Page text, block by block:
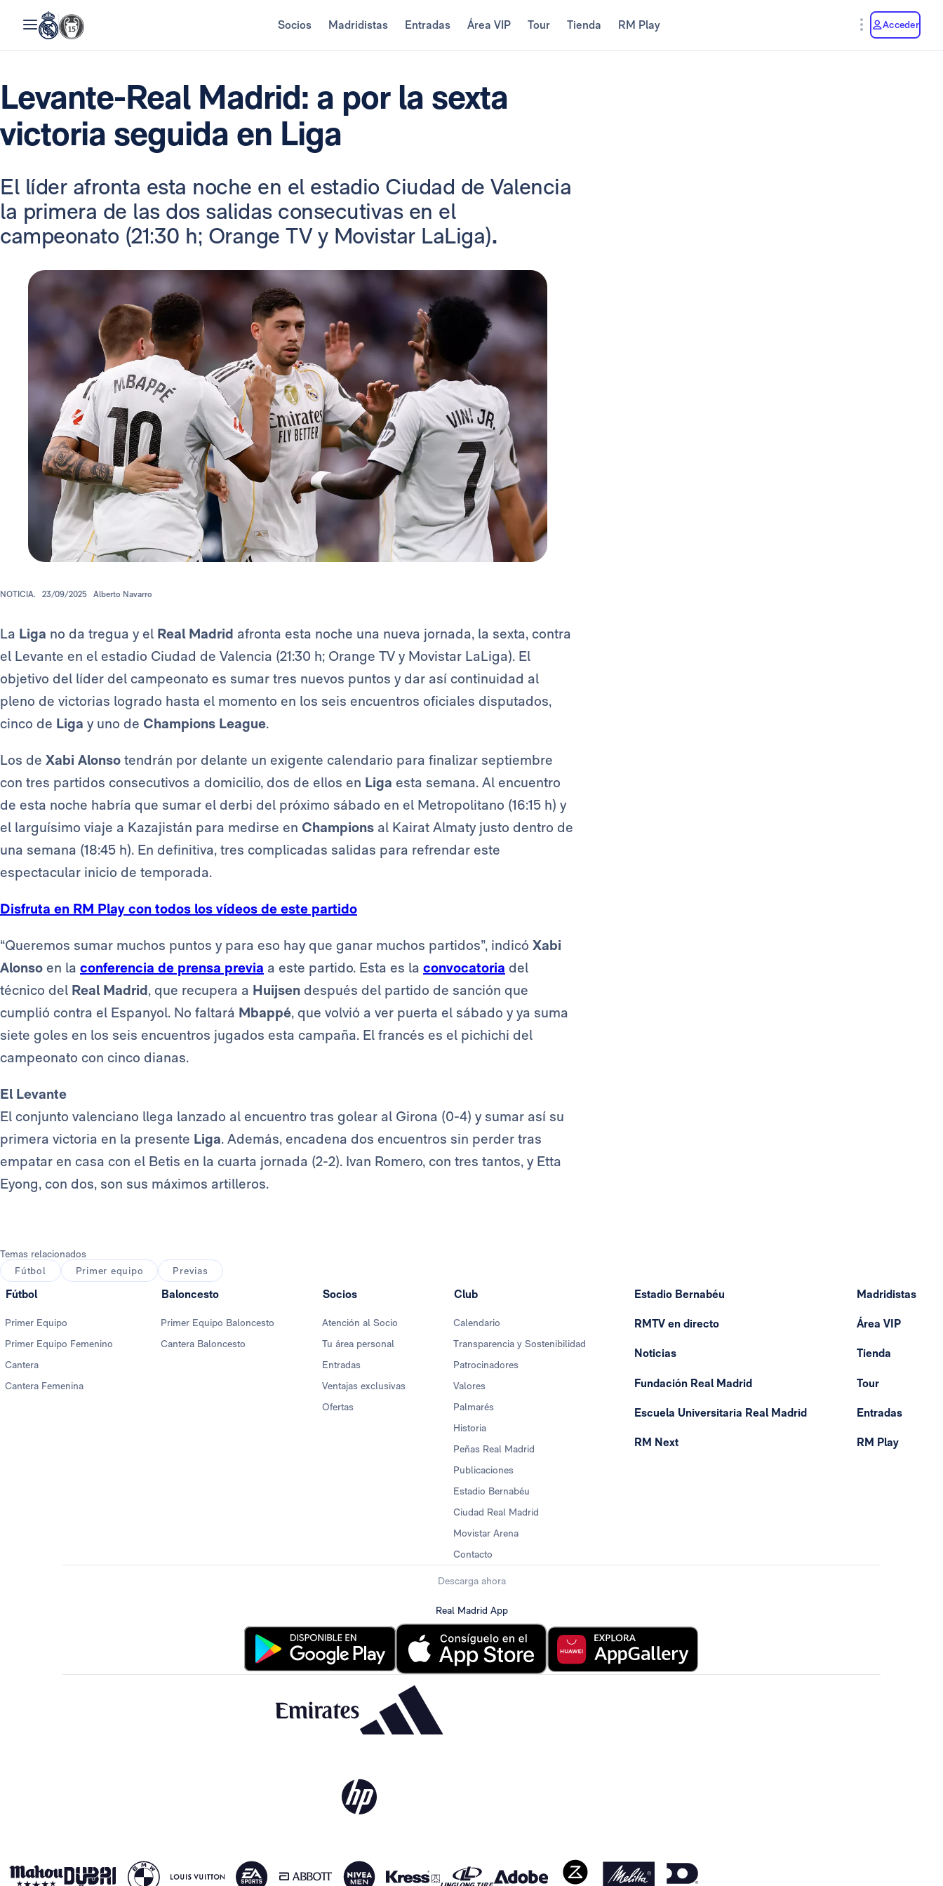
Socios Madridistas Entradas Área VIP Tour Tienda RM Play Acceder
Levante-Real Madrid: a por la sexta
victoria seguida en Liga
El líder afronta esta noche en el estadio Ciudad de Valencia
la primera de las dos salidas consecutivas en el
campeonato (21:30 h; Orange TV y Movistar LaLiga).
NOTICIA. 23/09/2025 Alberto Navarro
La Liga no da tregua y el Real Madrid afronta esta noche una nueva jornada, la sexta, contra
el Levante en el estadio Ciudad de Valencia (21:30 h; Orange TV y Movistar LaLiga). El
objetivo del líder del campeonato es sumar tres nuevos puntos y dar así continuidad al
pleno de victorias logrado hasta el momento en los seis encuentros oficiales disputados,
cinco de Liga y uno de Champions League.
Los de Xabi Alonso tendrán por delante un exigente calendario para finalizar septiembre
con tres partidos consecutivos a domicilio, dos de ellos en Liga esta semana. Al encuentro
de esta noche habría que sumar el derbi del próximo sábado en el Metropolitano (16:15 h) y
el larguísimo viaje a Kazajistán para medirse en Champions al Kairat Almaty justo dentro de
una semana (18:45 h). En definitiva, tres complicadas salidas para refrendar este
espectacular inicio de temporada.
Disfruta en RM Play con todos los vídeos de este partido
“Queremos sumar muchos puntos y para eso hay que ganar muchos partidos”, indicó Xabi
Alonso en la conferencia de prensa previa a este partido. Esta es la convocatoria del
técnico del Real Madrid, que recupera a Huijsen después del partido de sanción que
cumplió contra el Espanyol. No faltará Mbappé, que volvió a ver puerta el sábado y ya suma
siete goles en los seis encuentros jugados esta campaña. El francés es el pichichi del
campeonato con cinco dianas.
El Levante
El conjunto valenciano llega lanzado al encuentro tras golear al Girona (0-4) y sumar así su
primera victoria en la presente Liga. Además, encadena dos encuentros sin perder tras
empatar en casa con el Betis en la cuarta jornada (2-2). Ivan Romero, con tres tantos, y Etta
Eyong, con dos, son sus máximos artilleros.
Temas relacionados
Fútbol
Primer equipo Previas
Fútbol
Primer Equipo
Primer Equipo Femenino
Cantera
Cantera Femenina
Baloncesto
Primer Equipo Baloncesto
Cantera Baloncesto
Socios
Atención al Socio
Tu área personal
Entradas
Ventajas exclusivas
Ofertas
Club
Calendario
Transparencia y Sostenibilidad
Patrocinadores
Valores
Palmarés
Historia
Peñas Real Madrid
Publicaciones
Estadio Bernabéu
Ciudad Real Madrid
Movistar Arena
Contacto
Estadio Bernabéu
RMTV en directo
Noticias
Fundación Real Madrid
Escuela Universitaria Real Madrid
RM Next
Madridistas
Área VIP
Tienda
Tour
Entradas
RM Play
Descarga ahora
Real Madrid App